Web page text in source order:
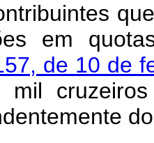
em
de 10 de